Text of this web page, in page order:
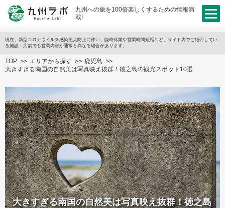
九州への旅を100倍楽しくするための情報満
載!
現在、新型コロナウイルス感染拡大防止に伴い、臨時休業や営業時間短縮など、サイト内でご紹介してい
る施設・店舗でも営業内容が通常と異なる場合があります。
TOP エリアから探す
鹿児島
大きすぎる南国の自然美は写真映え抜群！徳之島の観光スポット10選
大きすぎる南国の自然美は写真映え抜群！徳之島